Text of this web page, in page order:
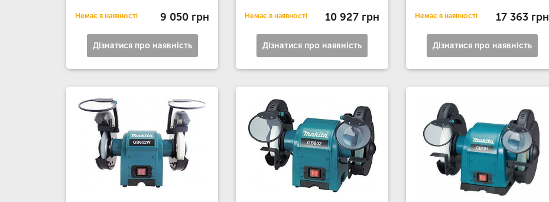
Немає в наявності 9 050 грн
Дізнатися про наявність
Немає в наявності 10 927 грн
Дізнатися про наявність
Немає в наявності 17 363 грн
Дізнатися про наявність